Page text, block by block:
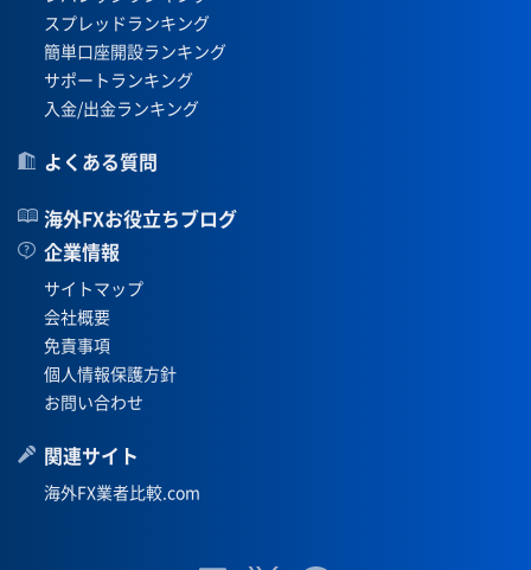
スプレッドランキング
簡単口座開設ランキング
サポートランキング
入金/出金ランキング
よくある質問
海外FXお役立ちブログ
企業情報
サイトマップ
会社概要
免責事項
個人情報保護方針
お問い合わせ
関連サイト
海外FX業者比較.com